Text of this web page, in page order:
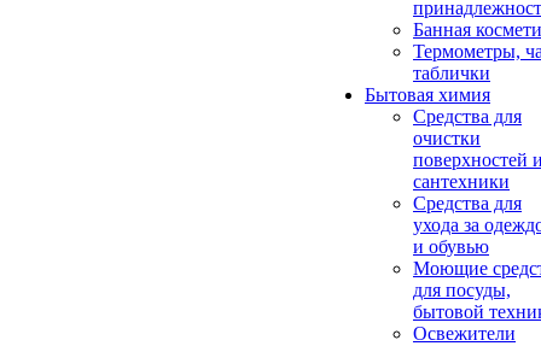
Банная
Термометры,
таблички
Бытовая химия
Средства для
очистки
поверхностей
сантехники
Средства для
ухода за
и обувью
Моющие
для посуды,
бытовой
Освежители